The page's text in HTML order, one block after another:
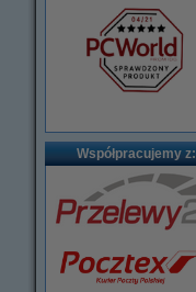
Współpracujemy z: